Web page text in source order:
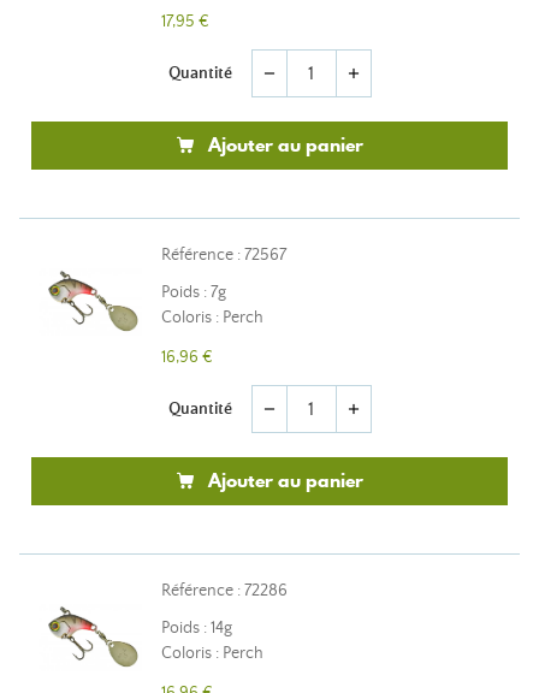
17,95 €
Quantité remove add
Ajouter au panier
Référence : 72567
Poids : 7g
Coloris : Perch
16,96 €
Quantité remove add
Ajouter au panier
Référence : 72286
Poids : 14g
Coloris : Perch